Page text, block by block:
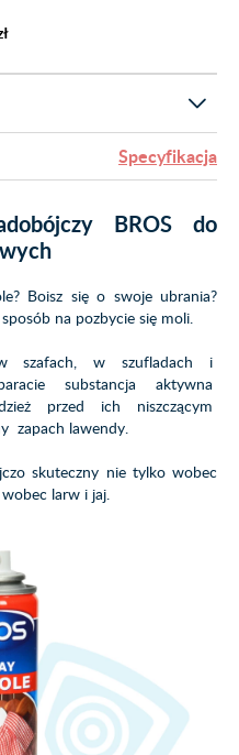
Specyfikacja
BROS do
Boisz się o swoje ubrania?
na pozbycie się moli.
szafach, w szufladach i
substancja aktywna
przed ich niszczącym
zapach lawendy.
skuteczny nie tylko wobec
larw i jaj.